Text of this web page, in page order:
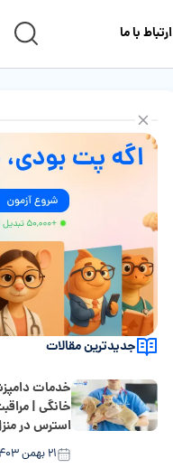
ارتباط با ما
جدیدترین مقالات
خدمات
خانگی |
استرس در
۲۱ بهمن ۱۴۰۳